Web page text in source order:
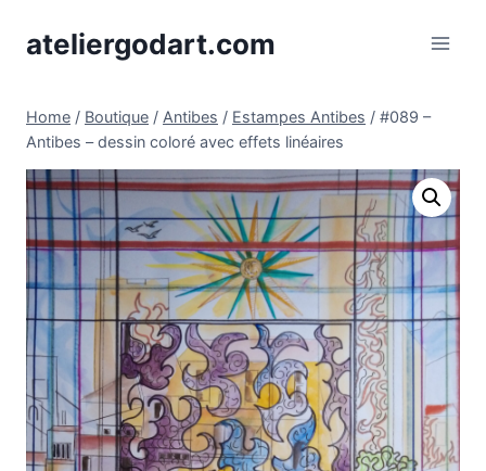
ateliergodart.com
Home / Boutique / Antibes / Estampes Antibes / #089 –
Antibes – dessin coloré avec effets linéaires